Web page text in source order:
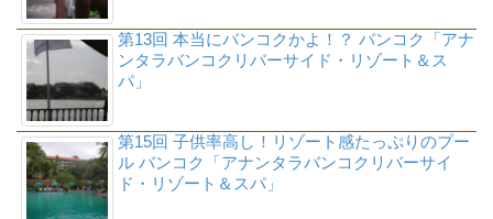
第13回 本当にバンコクかよ！？ バンコク「アナ
ンタラバンコクリバーサイド・リゾート＆ス
パ」
第15回 子供率高し！リゾート感たっぷりのプー
ル バンコク「アナンタラバンコクリバーサイ
ド・リゾート＆スパ」